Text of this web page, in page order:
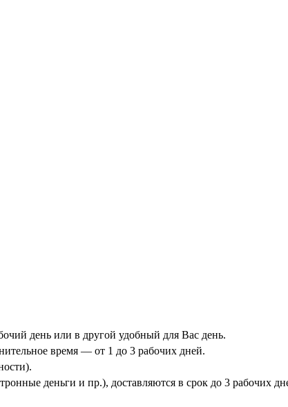
день или в другой удобный для Вас день.
время — от 1 до 3 рабочих дней.
деньги и пр.), доставляются в срок до 3 рабочих